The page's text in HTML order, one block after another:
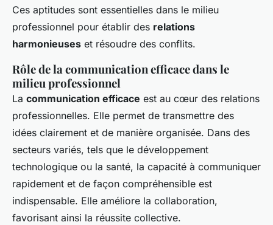
Ces aptitudes sont essentielles dans le milieu
professionnel pour établir des relations
harmonieuses et résoudre des conflits.
Rôle de la communication efficace dans le
milieu professionnel
La communication efficace est au cœur des relations
professionnelles. Elle permet de transmettre des
idées clairement et de manière organisée. Dans des
secteurs variés, tels que le développement
technologique ou la santé, la capacité à communiquer
rapidement et de façon compréhensible est
indispensable. Elle améliore la collaboration,
favorisant ainsi la réussite collective.